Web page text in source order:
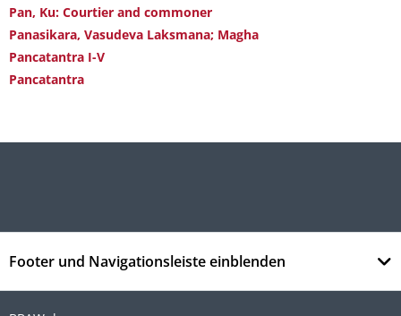
Pan, Ku: Courtier and commoner
Panasikara, Vasudeva Laksmana; Magha
Pancatantra I-V
Pancatantra
Footer und Navigationsleiste einblenden